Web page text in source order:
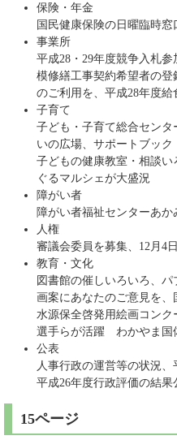
保険・年金
国民健康保険の日曜臨時
事業所
平成28・29年度競争入札
模修繕工事契約希望者の
のご利用を、平成28年度
子育て
子ども・子育て総合セン
いの広場、サポートブック
子どもの健康教室・相談
ぐるマルシェが大盛況
障がい者
障がい者福祉センターあか
人権
審議会委員を募集、12月4
教育・文化
図書館の催しいろいろ、
画案にあなたのご意見を
水源保全啓発用絵画コン
選手らが活躍 わかやま国
公表
人事行政の運営等の状況、
平成26年度行政評価の結果
15ページ